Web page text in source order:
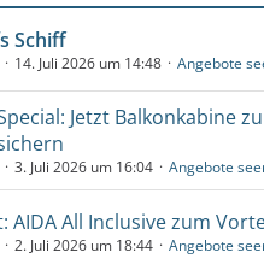
Schiff
14. Juli 2026 um 14:48 Angebote
Jetzt Balkonkabine
3. Juli 2026 um 16:04 Angebote
AIDA All Inclusive zum
2. Juli 2026 um 18:44 Angebote